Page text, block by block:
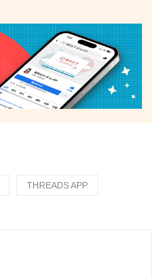
THREADS APP